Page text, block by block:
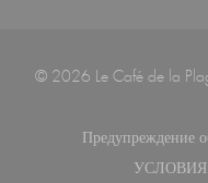
© 2026 Le Café de la
Предупреждение